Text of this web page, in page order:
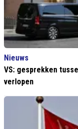
Nieuws
VS: gesprekken
verlopen